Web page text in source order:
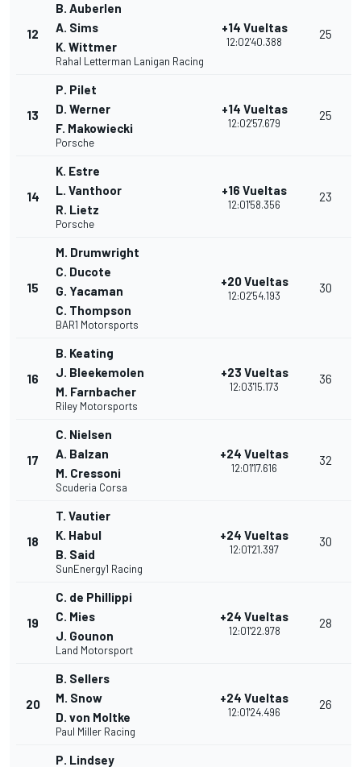
12
B. Auberlen
A. Sims
K. Wittmer
Rahal Letterman Lanigan Racing
+14 Vueltas
12:02'40.388
25
13
P. Pilet
D. Werner
F. Makowiecki
Porsche
+14 Vueltas
12:02'57.679
25
14
K. Estre
L. Vanthoor
R. Lietz
Porsche
+16 Vueltas
12:01'58.356
23
15
M. Drumwright
C. Ducote
G. Yacaman
C. Thompson
BAR1 Motorsports
+20 Vueltas
12:02'54.193
30
16
B. Keating
J. Bleekemolen
M. Farnbacher
Riley Motorsports
+23 Vueltas
12:03'15.173
36
17
C. Nielsen
A. Balzan
M. Cressoni
Scuderia Corsa
+24 Vueltas
12:01'17.616
32
18
T. Vautier
K. Habul
B. Said
SunEnergy1 Racing
+24 Vueltas
12:01'21.397
30
19
C. de Phillippi
C. Mies
J. Gounon
Land Motorsport
+24 Vueltas
12:01'22.978
28
20
B. Sellers
M. Snow
D. von Moltke
Paul Miller Racing
+24 Vueltas
12:01'24.496
26
P. Lindsey